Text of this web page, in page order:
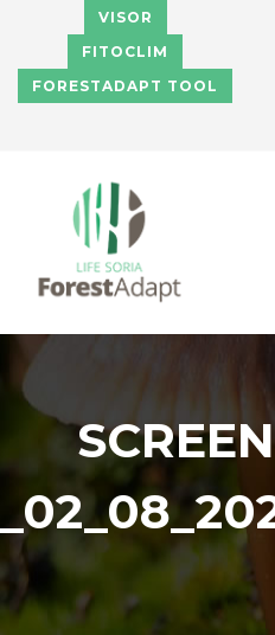
Pasar al contenido principal
VISOR
FITOCLIM
FORESTADAPT TOOL